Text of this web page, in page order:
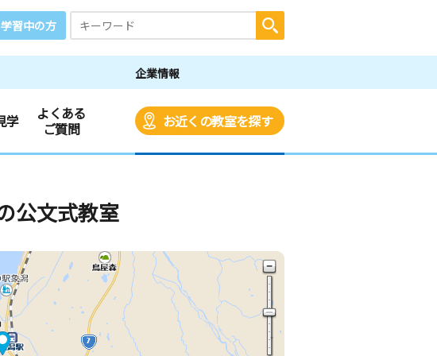
学習中の方
企業情報
学
よくある
ご質問
お近くの教室を探す
公文式教室